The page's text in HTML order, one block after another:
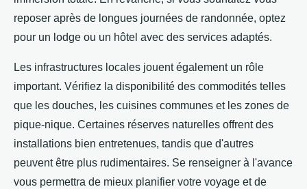
reposer après de longues journées de randonnée, optez
pour un lodge ou un hôtel avec des services adaptés.
Les infrastructures locales jouent également un rôle
important. Vérifiez la disponibilité des commodités telles
que les douches, les cuisines communes et les zones de
pique-nique. Certaines réserves naturelles offrent des
installations bien entretenues, tandis que d'autres
peuvent être plus rudimentaires. Se renseigner à l'avance
vous permettra de mieux planifier votre voyage et de